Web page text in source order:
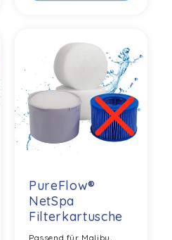
PureFlow®
NetSpa
Filterkartusche
Passend für Malibu,